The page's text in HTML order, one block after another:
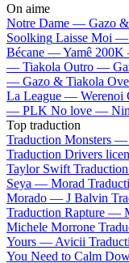
On aime
Notre Dame — Gazo
Soolking Laisse Moi —
Bécane —Yamê
— Tiakola Outro —
— Gazo & Tiakola
La League — Werenoi
— PLK No love —
Top traduction
Traduction Monsters —
Traduction Drivers
Taylor Swift
Seya — Morad
Morado — J Balvin
Traduction Rapture —
Michele Morrone
Yours — Avicii
You Need to Calm